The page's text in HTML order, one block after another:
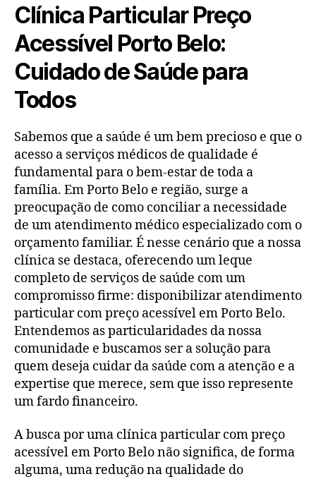
Clínica Particular Preço
Acessível Porto Belo:
Cuidado de Saúde para
Todos
Sabemos que a saúde é um bem precioso e que o
acesso a serviços médicos de qualidade é
fundamental para o bem-estar de toda a
família. Em Porto Belo e região, surge a
preocupação de como conciliar a necessidade
de um atendimento médico especializado com o
orçamento familiar. É nesse cenário que a nossa
clínica se destaca, oferecendo um leque
completo de serviços de saúde com um
compromisso firme: disponibilizar atendimento
particular com preço acessível em Porto Belo.
Entendemos as particularidades da nossa
comunidade e buscamos ser a solução para
quem deseja cuidar da saúde com a atenção e a
expertise que merece, sem que isso represente
um fardo financeiro.
A busca por uma clínica particular com preço
acessível em Porto Belo não significa, de forma
alguma, uma redução na qualidade do